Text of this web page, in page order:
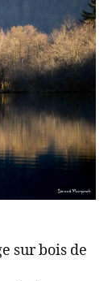
sur bois de